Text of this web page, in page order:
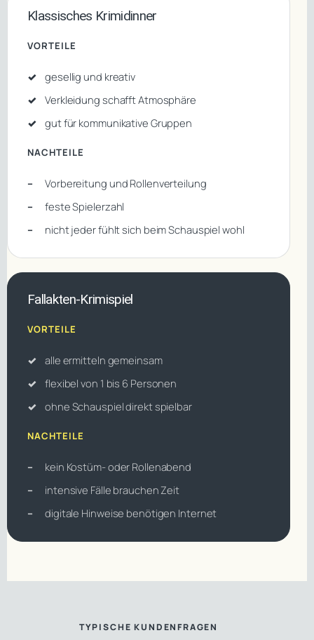
Klassisches Krimidinner
VORTEILE
gesellig und kreativ
Verkleidung schafft Atmosphäre
gut für kommunikative Gruppen
NACHTEILE
Vorbereitung und Rollenverteilung
feste Spielerzahl
nicht jeder fühlt sich beim Schauspiel wohl
Fallakten-Krimispiel
VORTEILE
alle ermitteln gemeinsam
flexibel von 1 bis 6 Personen
ohne Schauspiel direkt spielbar
NACHTEILE
kein Kostüm- oder Rollenabend
intensive Fälle brauchen Zeit
digitale Hinweise benötigen Internet
TYPISCHE KUNDENFRAGEN